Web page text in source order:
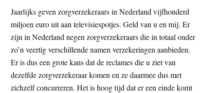
i
t
e
z
e
s
i
t
e
Jaarlijks geven zorgverzekeraars in Nederland vijfhonderd
miljoen euro uit aan televisiespotjes. Geld van u en mij. Er
zijn in Nederland negen zorgverzekeraars die in totaal onder
zo’n veertig verschillende namen verzekeringen aanbieden.
Er is dus een grote kans dat de reclames die u ziet van
dezelfde zorgverzekeraar komen en ze daarmee dus met
zichzelf concurreren. Het is hoog tijd dat er een einde komt